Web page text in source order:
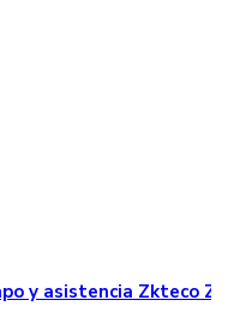
y asistencia Zkteco